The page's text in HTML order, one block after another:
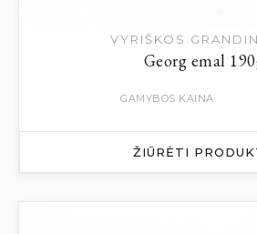
VYRIŠKOS
Georg emal
GAMYBOS KAINA
ŽIŪRĖTI